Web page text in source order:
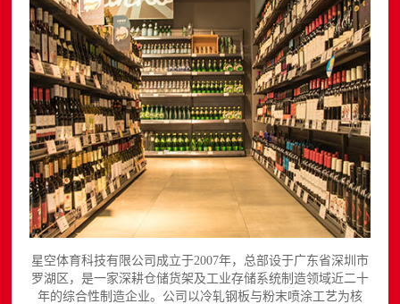
星空体育科技有限公司成立于2007年，总部设于广东省深圳市
罗湖区，是一家深耕仓储货架及工业存储系统制造领域近二十
年的综合性制造企业。公司以冷轧钢板与粉末喷涂工艺为核